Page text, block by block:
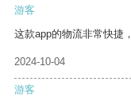
游客
这款app的物流非常快捷
2024-10-04
游客